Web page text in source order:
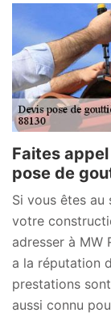
Faites
pose de
Si vous êtes
votre
adresser à MW
a la réputation
prestations
aussi connu